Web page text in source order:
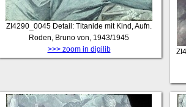
ZI4290_0045 Detail: Titanide mit Kind, Aufn.
Roden, Bruno von, 1943/1945
>>> zoom in digilib